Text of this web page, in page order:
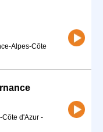
Alpes-Côte
Côte d'Azur -